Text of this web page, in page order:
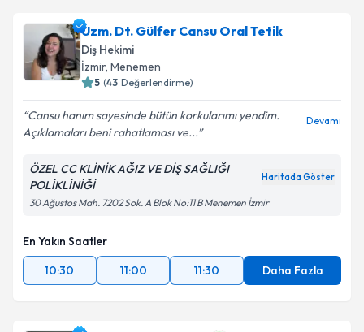
Uzm. Dt. Gülfer Cansu Oral Tetik
Diş Hekimi
İzmir, Menemen
5 (43 Değerlendirme)
Cansu hanım sayesinde bütün korkularımı yendim.
Açıklamaları beni rahatlaması ve...
Devamı
ÖZEL CC KLİNİK AĞIZ VE DİŞ SAĞLIĞI
POLİKLİNİĞİ
Haritada Göster
30 Ağustos Mah. 7202 Sok. A Blok No:11 B Menemen İzmir
En Yakın Saatler
10:30
11:00 11:30 Daha Fazla